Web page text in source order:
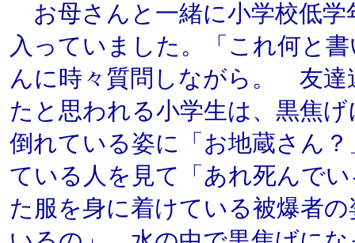
お母さんと一緒に小学校低学
入っていました。「これ何と
んに時々質問しながら。 友達
たと思われる小学生は、黒焦
倒れている姿に「お地蔵さん
ている人を見て「あれ死んで
た服を身に着けている被爆者